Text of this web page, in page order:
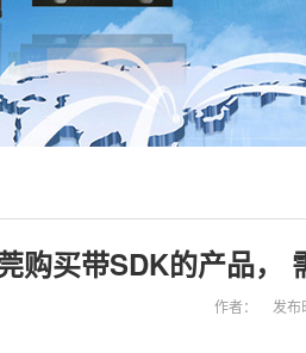
购买带SDK的产品，
作者： 发布